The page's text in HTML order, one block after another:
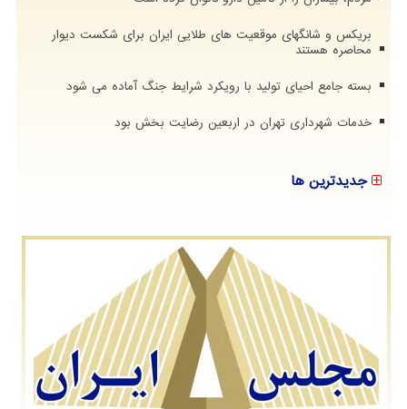
بریکس و شانگهای موقعیت های طلایی ایران برای شکست دیوار
محاصره هستند
بسته جامع احیای تولید با رویکرد شرایط جنگ آماده می شود
خدمات شهرداری تهران در اربعین رضایت بخش بود
جدیدترین ها